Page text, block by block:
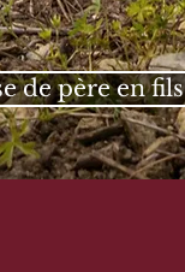
de père en fils